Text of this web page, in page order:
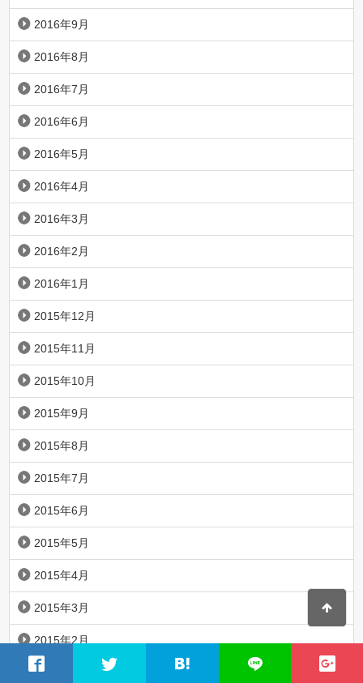
2016年9月
2016年8月
2016年7月
2016年6月
2016年5月
2016年4月
2016年3月
2016年2月
2016年1月
2015年12月
2015年11月
2015年10月
2015年9月
2015年8月
2015年7月
2015年6月
2015年5月
2015年4月
2015年3月
2015年2月
2015年1月